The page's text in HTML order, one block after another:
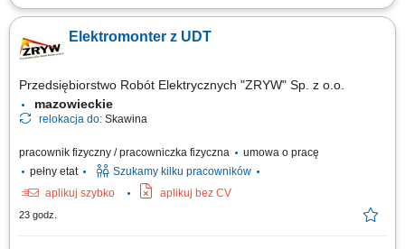
praca mobilna na terenie całego kraju Zakres obowiązków: Prace
Elektromonter z UDT
Przedsiębiorstwo Robót Elektrycznych "ZRYW" Sp. z o.o.
mazowieckie
relokacja do: Skawina
pracownik fizyczny / pracowniczka fizyczna
umowa o pracę
pełny etat
Szukamy kilku pracowników
aplikuj szybko
aplikuj bez CV
23 godz.